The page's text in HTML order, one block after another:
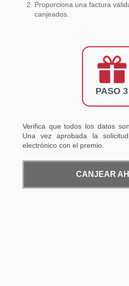
Proporciona una factura
canjeados.
PASO 3
Verifica que todos los datos
Una vez aprobada la
electrónico con el premio.
CANJEAR